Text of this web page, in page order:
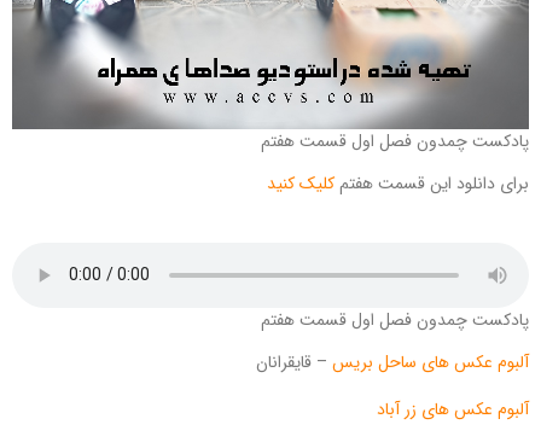
پادکست چمدون فصل اول قسمت هفتم
برای دانلود این قسمت هفتمکلیک کنید
پادکست چمدون فصل اول قسمت هفتم
آلبوم عکس های ساحل بریس – قایقرانان
آلبوم عکس های زر آباد